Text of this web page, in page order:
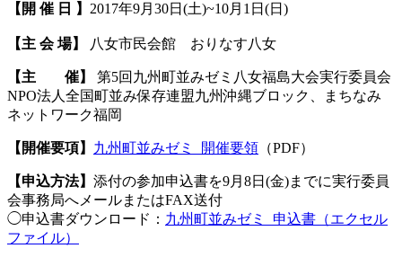
【開 催 日 】 2017年9月30日(土)~10月1日(日)
【主 会 場】 八女市民会館 おりなす八女
【主 催】
第5回九州町並みゼミ八女福島大会実行委員会
NPO法人全国町並み保存連盟九州沖縄ブロック、まちなみ
ネットワーク福岡
【開催要項】 九州町並みゼミ_開催要領 （PDF）
【申込方法】 添付の参加申込書を9月8日(金)までに実行委員
会事務局へメールまたはFAX送付
◯申込書ダウンロード： 九州町並みゼミ_申込書（エクセル
ファイル）